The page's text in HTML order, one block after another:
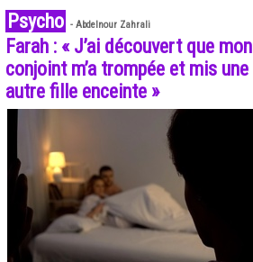
Psycho - Abdelnour Zahrali
Farah : « J’ai découvert que mon
conjoint m’a trompée et mis une
autre fille enceinte »